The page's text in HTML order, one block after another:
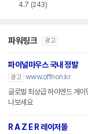
4.7 (243)
파워링크 광고
파이널마우스 국내 정발
광고 www.offnon.kr
글로벌 최상급 하이엔드 게
나보세요
R A Z E R 레이저몰